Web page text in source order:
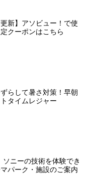
更新】アソビュー！で使
クーポンはこちら
らして暑さ対策！早朝
タイムレジャー
ソニーの技術を体験でき
パーク・施設のご案内